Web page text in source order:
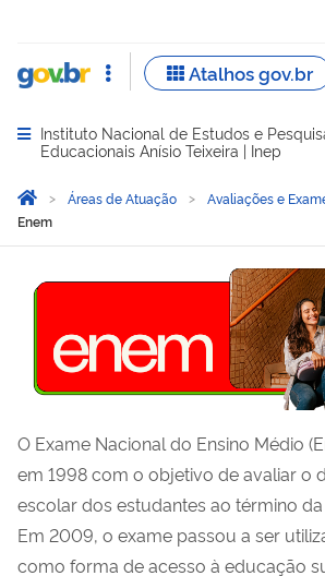
Abrir menu principal de navegação
Instituto Nacional de Estudos e
Educacionais Anísio Teixeira | Inep
Você está aqui:
Página Inicial
Áreas de Atuação
Avaliações e
Enem
O Exame Nacional do Ensino Médio
em 1998 com o objetivo de avaliar o
escolar dos estudantes ao término
Em 2009, o exame passou a ser
como forma de acesso à educação